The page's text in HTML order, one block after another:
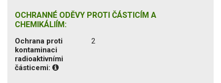
OCHRANNÉ ODĚVY PROTI ČÁSTICÍM A
CHEMIKÁLIÍM:
Ochrana proti
kontaminaci
radioaktivními
částicemi:
2